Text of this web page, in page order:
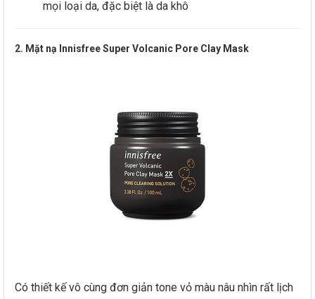
mọi loại da, đặc biệt là da khô
2. Mặt nạ Innisfree Super Volcanic Pore Clay Mask
Có thiết kế vô cùng đơn giản tone vỏ màu nâu nhìn rất lịch